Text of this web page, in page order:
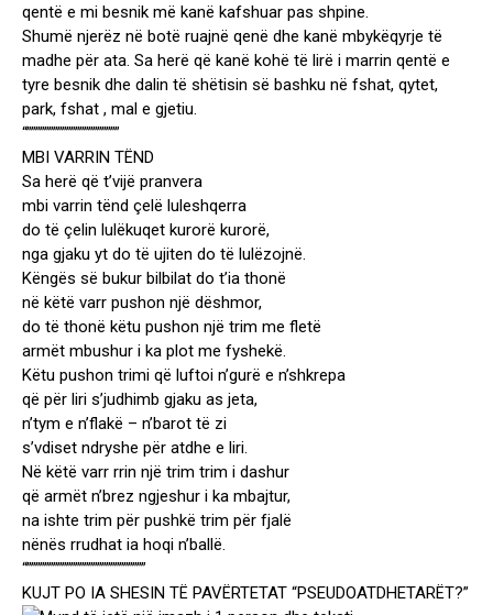
qentë e mi besnik më kanë kafshuar pas shpine.
Shumë njerëz në botë ruajnë qenë dhe kanë mbykëqyrje të
madhe për ata. Sa herë që kanë kohë të lirë i marrin qentë e
tyre besnik dhe dalin të shëtisin së bashku në fshat, qytet,
park, fshat , mal e gjetiu.
“”””””””””””””””””””””
MBI VARRIN TËND
Sa herë që t’vijë pranvera
mbi varrin tënd çelë luleshqerra
do të çelin lulëkuqet kurorë kurorë,
nga gjaku yt do të ujiten do të lulëzojnë.
Këngës së bukur bilbilat do t’ia thonë
në këtë varr pushon një dëshmor,
do të thonë këtu pushon një trim me fletë
armët mbushur i ka plot me fyshekë.
Këtu pushon trimi që luftoi n’gurë e n’shkrepa
që për liri s’judhimb gjaku as jeta,
n’tym e n’flakë – n’barot të zi
s’vdiset ndryshe për atdhe e liri.
Në këtë varr rrin një trim trim i dashur
që armët n’brez ngjeshur i ka mbajtur,
na ishte trim për pushkë trim për fjalë
nënës rrudhat ia hoqi n’ballë.
“”””””””””””””””””””””””””””
KUJT PO IA SHESIN TË PAVËRTETAT “PSEUDOATDHETARËT?”